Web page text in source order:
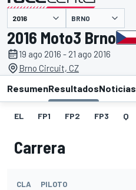
presentado por BRNO
2016 Moto3 Brno
19 ago 2016 - 21 ago 2016
Brno Circuit, CZ
ResumenResultadosNoticias
EL FP1 FP2 FP3 Q
Carrera
CLA PILOTO